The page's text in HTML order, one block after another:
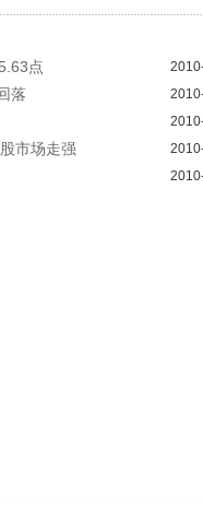
点
落
市场走强